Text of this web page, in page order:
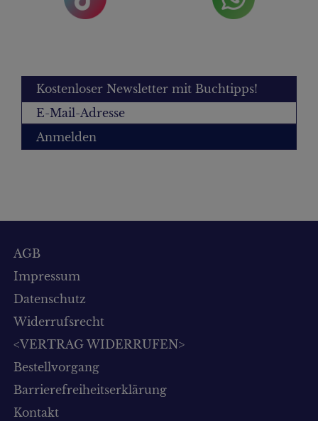
Kostenloser Newsletter mit Buchtipps!
Anmelden
AGB
Impressum
Datenschutz
Widerrufsrecht
<VERTRAG WIDERRUFEN>
Bestellvorgang
Barrierefreiheitserklärung
Kontakt